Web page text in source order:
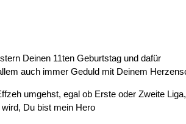
Deinen 11ten Geburtstag und dafür
auch immer Geduld mit Deinem
umgehst, egal ob Erste oder Zweite Liga,
Du bist mein Hero